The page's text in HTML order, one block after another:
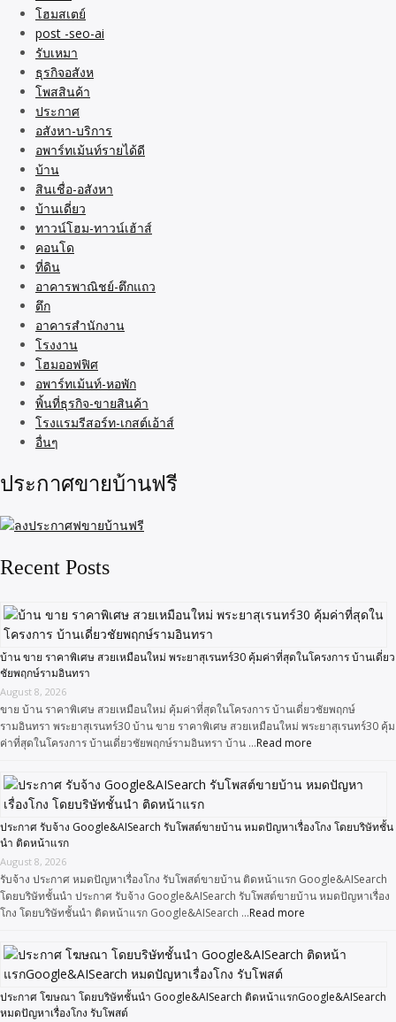
โฮมสเตย์
post -seo-ai
รับเหมา
ธุรกิจอสังห
โพสสินค้า
ประกาศ
อสังหา-บริการ
อพาร์ทเม้นท์รายได้ดี
บ้าน
สินเชื่อ-อสังหา
บ้านเดี่ยว
ทาวน์โฮม-ทาวน์เฮ้าส์
คอนโด
ที่ดิน
อาคารพาณิชย์-ตึกแถว
ตึก
อาคารสำนักงาน
โรงงาน
โฮมออฟฟิศ
อพาร์ทเม้นท์-หอพัก
พิ้นที่ธุรกิจ-ขายสินค้า
โรงแรมรีสอร์ท-เกสต์เอ้าส์
อื่นๆ
ประกาศขายบ้านฟรี
Recent Posts
บ้าน ขาย ราคาพิเศษ สวยเหมือนใหม่ พระยาสุเรนทร์30 คุ้มค่าที่สุดในโครงการ บ้านเดี่ยว
ชัยพฤกษ์รามอินทรา
August 8, 2026
ขาย บ้าน ราคาพิเศษ สวยเหมือนใหม่ คุ้มค่าที่สุดในโครงการ บ้านเดี่ยวชัยพฤกษ์
รามอินทรา พระยาสุเรนทร์30 บ้าน ขาย ราคาพิเศษ สวยเหมือนใหม่ พระยาสุเรนทร์30 คุ้ม
ค่าที่สุดในโครงการ บ้านเดี่ยวชัยพฤกษ์รามอินทรา บ้าน …Read more
ประกาศ รับจ้าง Google&AISearch รับโพสต์ขายบ้าน หมดปัญหาเรื่องโกง โดยบริษัทชั้น
นำ ติดหน้าแรก
August 8, 2026
รับจ้าง ประกาศ หมดปัญหาเรื่องโกง รับโพสต์ขายบ้าน ติดหน้าแรก Google&AISearch
โดยบริษัทชั้นนำ ประกาศ รับจ้าง Google&AISearch รับโพสต์ขายบ้าน หมดปัญหาเรื่อง
โกง โดยบริษัทชั้นนำ ติดหน้าแรก Google&AISearch …Read more
ประกาศ โฆษณา โดยบริษัทชั้นนำ Google&AISearch ติดหน้าแรกGoogle&AISearch
หมดปัญหาเรื่องโกง รับโพสต์